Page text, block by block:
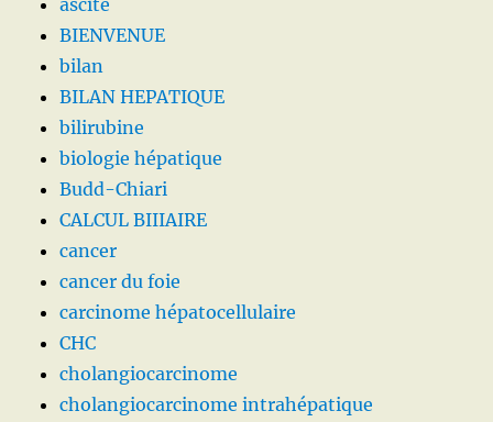
ascite
BIENVENUE
bilan
BILAN HEPATIQUE
bilirubine
biologie hépatique
Budd-Chiari
CALCUL BIIIAIRE
cancer
cancer du foie
carcinome hépatocellulaire
CHC
cholangiocarcinome
cholangiocarcinome intrahépatique